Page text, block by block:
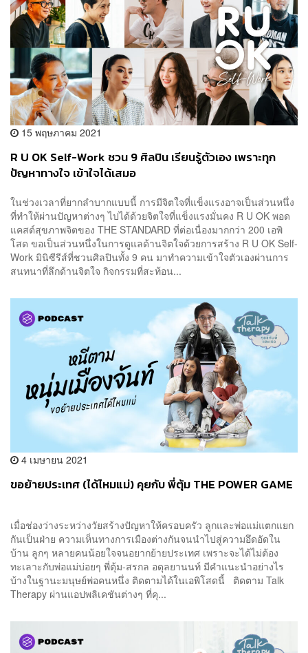
15 พฤษภาคม 2021
R U OK Self-Work ชวน 9 ศิลปิน เรียนรู้ตัวเอง เพราะทุก
ปัญหาทางใจ เข้าใจได้เสมอ
ในช่วงเวลาที่ยากลำบากแบบนี้ การมีจิตใจที่แข็งแรงอาจเป็นส่วนหนึ่ง
ที่ทำให้ผ่านปัญหาต่างๆ ไปได้ด้วยจิตใจที่แข็งแรงมั่นคง R U OK พอด
แคสต์สุขภาพจิตของ THE STANDARD ที่ต่อเนื่องมากกว่า 200 เอพิ
โสด ขอเป็นส่วนหนึ่งในการดูแลด้านจิตใจด้วยการสร้าง R U OK Self-
Work มินิซีรีส์ที่ชวนศิลปินทั้ง 9 คน มาทำความเข้าใจตัวเองผ่านการ
สนทนาที่ลึกด้านจิตใจ กิจกรรมที่สะท้อน...
4 เมษายน 2021
ขอย้ายประเทศ (ได้ไหมแม่) คุยกับ พี่ตุ้ม THE POWER GAME
เมื่อช่องว่างระหว่างวัยสร้างปัญหาให้ครอบครัว ลูกและพ่อแม่แตกแยก
กันเป็นฝ่าย ความเห็นทางการเมืองต่างกันจนนำไปสู่ความอึดอัดใน
บ้าน ลูกๆ หลายคนน้อยใจจนอยากย้ายประเทศ เพราะจะได้ไม่ต้อง
ทะเลาะกับพ่อแม่บ่อยๆ พี่ตุ้ม-สรกล อดุลยานนท์ มีคำแนะนำอย่างไร
บ้างในฐานะมนุษย์พ่อคนหนึ่ง ติดตามได้ในเอพิโสดนี้ ติดตาม Talk
Therapy ผ่านแอปพลิเคชันต่างๆ ที่คุ...